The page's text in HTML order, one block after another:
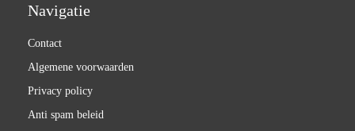
Navigatie
Contact
Algemene voorwaarden
Privacy policy
Anti spam beleid